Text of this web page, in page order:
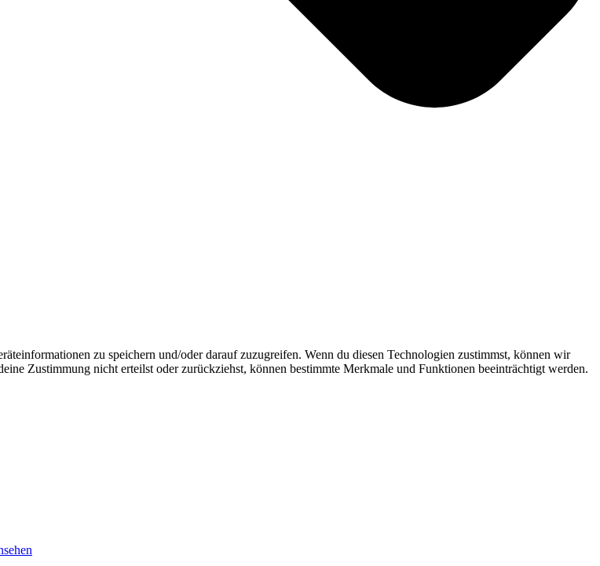
zu speichern und/oder darauf zuzugreifen. Wenn du diesen Technologien zustimmst, können wir
Zustimmung nicht erteilst oder zurückziehst, können bestimmte Merkmale und Funktionen beeinträchtigt werden.